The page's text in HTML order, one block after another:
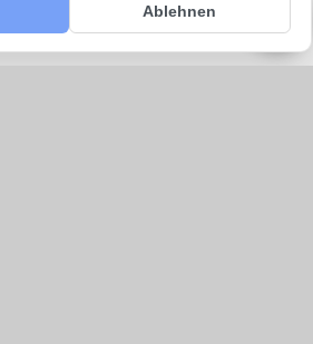
Ablehnen